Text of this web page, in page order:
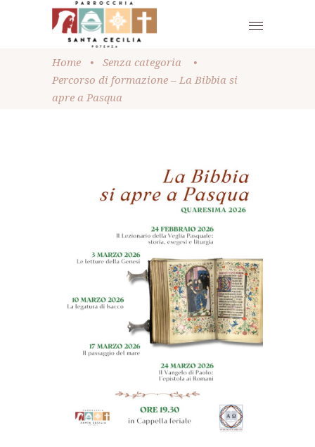
Home • Senza categoria
•
Percorso di formazione – La Bibbia si
apre a Pasqua